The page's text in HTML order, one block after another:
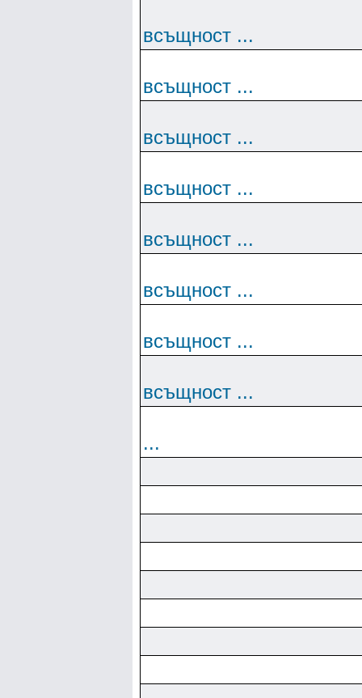
всъщност ...
всъщност ...
всъщност ...
всъщност ...
всъщност ...
всъщност ...
всъщност ...
всъщност ...
...